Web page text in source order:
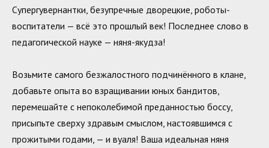
Супергувернантки, безупречные дворецкие, роботы-
воспитатели — всё это прошлый век! Последнее слово в
педагогической науке — няня-якудза!
Возьмите самого безжалостного подчинённого в клане,
добавьте опыта во взращивании юных бандитов,
перемешайте с непоколебимой преданностью боссу,
присыпьте сверху здравым смыслом, настоявшимся с
прожитыми годами, — и вуаля! Ваша идеальная няня